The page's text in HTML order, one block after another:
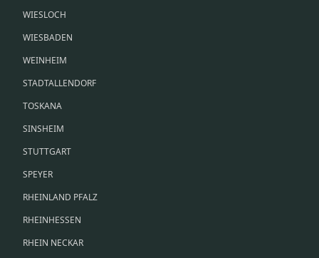
WIESLOCH
WIESBADEN
WEINHEIM
STADTALLENDORF
TOSKANA
SINSHEIM
STUTTGART
SPEYER
RHEINLAND PFALZ
RHEINHESSEN
RHEIN NECKAR